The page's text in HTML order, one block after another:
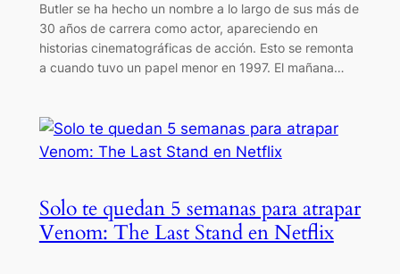
Butler se ha hecho un nombre a lo largo de sus más de
30 años de carrera como actor, apareciendo en
historias cinematográficas de acción. Esto se remonta
a cuando tuvo un papel menor en 1997. El mañana…
Solo te quedan 5 semanas para atrapar
Venom: The Last Stand en Netflix